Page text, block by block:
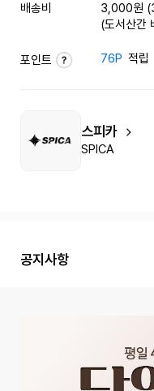
배송비
3,000원
(도서산간
포인트 76P 적립
스피카
SPICA
공지사항